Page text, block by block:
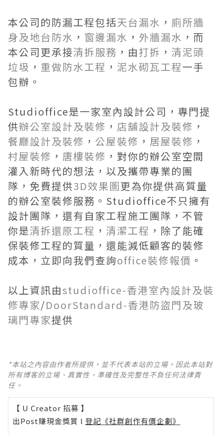
本公司的防漏工程包括天台漏水 ， 廁所牆
身及地台防水 ， 窗邊漏水 ， 外牆漏水 ，而
本公司更承接清拆服務 ，由打拆 ， 清泥頭
垃圾 ， 重做防水工程 ， 泥水砌瓦工程一手
包辦。
Studioffice是一家室內設計公司，專門提
供辦公室設計及裝修 ， 店舖設計及裝修 ，
餐廳設計及裝修 ， 公屋裝修 ， 居屋裝修 ，
村屋裝修 ， 唐樓裝修 ，對你的辦公室空間
灌入新時代的想法，以及攜帶專業的團
隊，免費提供3D效果圖更為你提供高質量
的辦公室裝修服務。Studioffice不只擁有
設計團隊，還有自家工程施工團隊，不管
你是清拆還原工程 ， 清潔工程 ，除了能確
保裝修工程的質量，還能減低顧客的裝修
成本，立即向我們查詢office裝修報價 。
以上資訊由studioffice-香港室內設計及裝
修專家/DoorStandard-香港防盜門及玻
璃門專家提供
*本站之內容由作者所提供，並不代表本站的立場。因此本站對
所有博客的立場、真實性、準確性及完整性不負任何法律責
任。
【 U Creator 招募 】
出Post賺現金獎賞 l 登記《社群創作有價企劃》